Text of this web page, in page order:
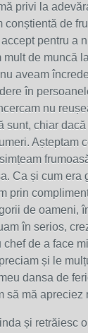
privi la
conștientă de
pentru a
mult de muncă
aveam
în
nu
sunt, chiar
Așteptam
Ca și cum era
prin
de oameni,
în serios,
de a face
și le
dansa de
să mă apreciez
și retrăiesc o